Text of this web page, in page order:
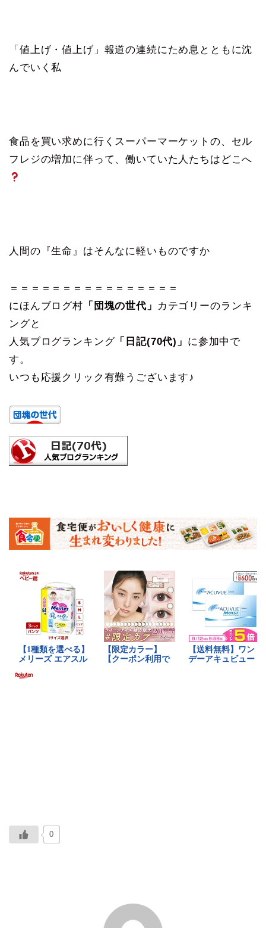
「値上げ・値上げ」報道の連続にため息とともに沈
んでいく私
食品を買い求めに行くスーパーマーケットの、セル
フレジの増加に伴って、働いていた人たちはどこへ
人間の『生命』はそんなに軽いものですか
＝＝＝＝＝＝＝＝＝＝＝＝＝＝＝＝
にほんブログ村 「団塊の世代」
カテゴリーのランキ
ングと
人気ブログランキング「日記(70代)」 に参加中で
す。
いつも応援クリック有難うございます♪
0